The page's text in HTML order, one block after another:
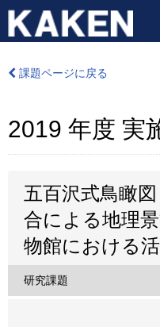
課題ページに戻る
2019 年度 実
五百沢式鳥瞰
合による地理
物館における
研究課題